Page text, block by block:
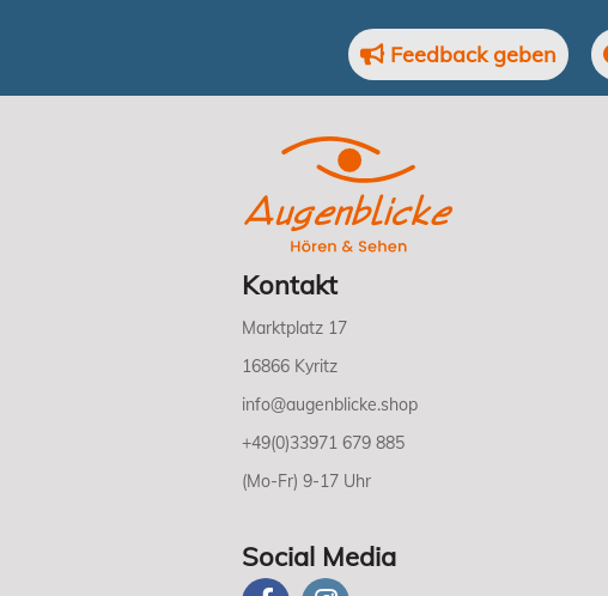
Feedback geben
Kontakt
Marktplatz 17
16866 Kyritz
info@augenblicke.shop
+49(0)33971 679 885
(Mo-Fr) 9-17 Uhr
Social Media